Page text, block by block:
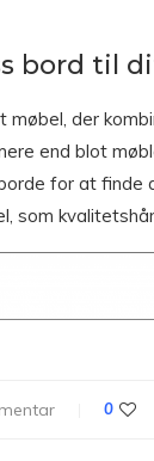
bord til
der
end blot
for at finde
som
0